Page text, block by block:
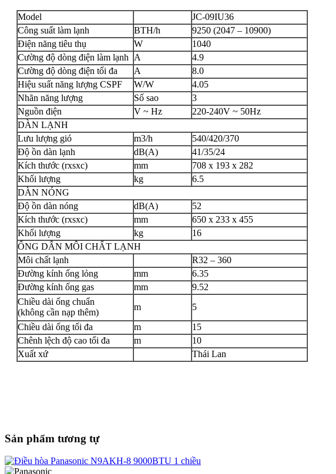
Model
JC-09IU36
Công suất làm lạnh
BTH/h
9250 (2047 – 10900)
Điện năng tiêu thụ
W
1040
Cường độ dòng điện làm lạnh
A
4.9
Cường độ dòng điện tối đa
A
8.0
Hiệu suất năng lượng CSPF
W/W
4.05
Nhãn năng lượng
Số sao
3
Nguồn điện
V ~ Hz
220-240V ~ 50Hz
DÀN LẠNH
Lưu lượng gió
m3/h
540/420/370
Độ ồn dàn lạnh
dB(A)
41/35/24
Kích thước (rxsxc)
mm
708 x 193 x 282
Khối lượng
kg
6.5
DÀN NÓNG
Độ ồn dàn nóng
dB(A)
52
Kích thước (rxsxc)
mm
650 x 233 x 455
Khối lượng
kg
16
ỐNG DẪN MÔI CHẤT LẠNH
Môi chất lạnh
R32 – 360
Đường kính ống lỏng
mm
6.35
Đường kính ống gas
mm
9.52
Chiều dài ống chuẩn
(không cần nạp thêm)
m
5
Chiều dài ống tối đa
m
15
Chênh lệch độ cao tối đa
m
10
Xuất xứ
Thái Lan
Sản phẩm tương tự